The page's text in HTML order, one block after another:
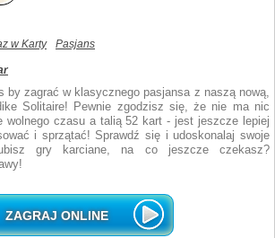
w Karty Pasjans
by zagrać w klasycznego pasjansa z naszą nową,
Solitaire! Pewnie zgodzisz się, że nie ma nic
wolnego czasu a talią 52 kart - jest jeszcze lepiej
i sprzątać! Sprawdź się i udoskonalaj swoje
gry karciane, na co jeszcze czekasz?
ZAGRAJ ONLINE